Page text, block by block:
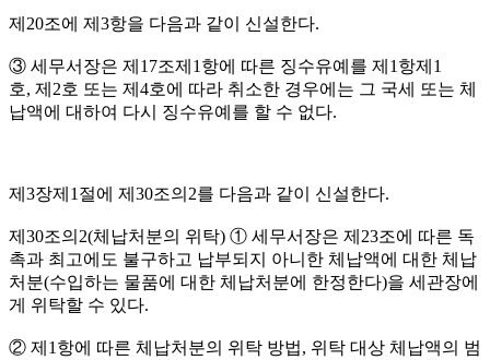
제20조에 제3항을 다음과 같이 신설한다.
③ 세무서장은 제17조제1항에 따른 징수유예를 제1항제1
호, 제2호 또는 제4호에 따라 취소한 경우에는 그 국세 또는 체
납액에 대하여 다시 징수유예를 할 수 없다.
제3장제1절에 제30조의2를 다음과 같이 신설한다.
제30조의2(체납처분의 위탁) ① 세무서장은 제23조에 따른 독
촉과 최고에도 불구하고 납부되지 아니한 체납액에 대한 체납
처분(수입하는 물품에 대한 체납처분에 한정한다)을 세관장에
게 위탁할 수 있다.
② 제1항에 따른 체납처분의 위탁 방법, 위탁 대상 체납액의 범